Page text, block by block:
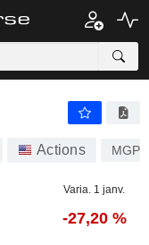
Actions MGPI
Varia. 1 janv.
-27,20 %